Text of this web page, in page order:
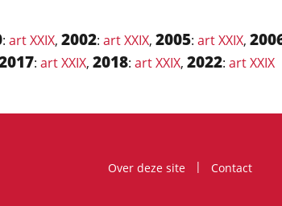
: art XXIX, 2002: art XXIX, 2005: art XXIX,
: art XXIX, 2018: art XXIX, 2022: art XXIX
Over deze site
Contact